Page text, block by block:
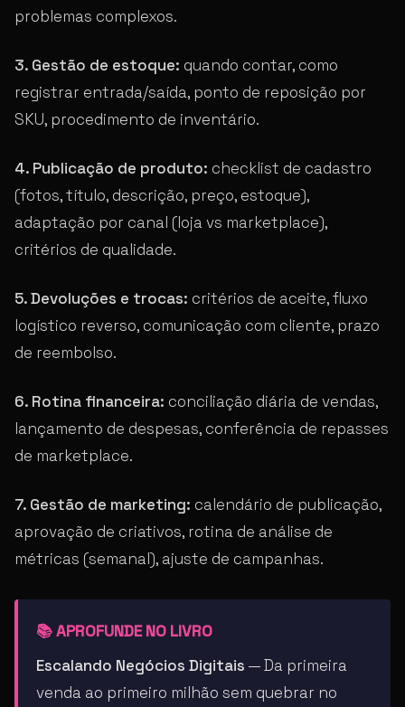
problemas complexos.
3. Gestão de estoque: quando contar, como
registrar entrada/saída, ponto de reposição por
SKU, procedimento de inventário.
4. Publicação de produto: checklist de cadastro
(fotos, título, descrição, preço, estoque),
adaptação por canal (loja vs marketplace),
critérios de qualidade.
5. Devoluções e trocas: critérios de aceite, fluxo
logístico reverso, comunicação com cliente, prazo
de reembolso.
6. Rotina financeira: conciliação diária de vendas,
lançamento de despesas, conferência de repasses
de marketplace.
7. Gestão de marketing: calendário de publicação,
aprovação de criativos, rotina de análise de
métricas (semanal), ajuste de campanhas.
📚 APROFUNDE NO LIVRO
Escalando Negócios Digitais — Da primeira
venda ao primeiro milhão sem quebrar no